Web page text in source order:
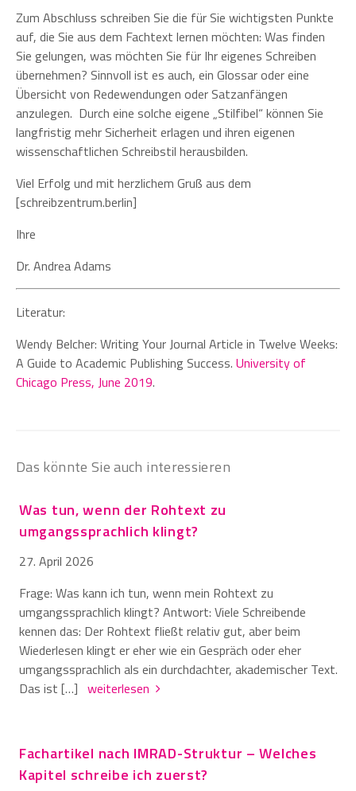
Zum Abschluss schreiben Sie die für Sie wichtigsten Punkte
auf, die Sie aus dem Fachtext lernen möchten: Was finden
Sie gelungen, was möchten Sie für Ihr eigenes Schreiben
übernehmen? Sinnvoll ist es auch, ein Glossar oder eine
Übersicht von Redewendungen oder Satzanfängen
anzulegen. Durch eine solche eigene „Stilfibel“ können Sie
langfristig mehr Sicherheit erlagen und ihren eigenen
wissenschaftlichen Schreibstil herausbilden.
Viel Erfolg und mit herzlichem Gruß aus dem
[schreibzentrum.berlin]
Ihre
Dr. Andrea Adams
Literatur:
Wendy Belcher: Writing Your Journal Article in Twelve Weeks:
A Guide to Academic Publishing Success. University of
Chicago Press, June 2019.
Das könnte Sie auch interessieren
Was tun, wenn der Rohtext zu
umgangssprachlich klingt?
27. April 2026
Frage: Was kann ich tun, wenn mein Rohtext zu
umgangssprachlich klingt? Antwort: Viele Schreibende
kennen das: Der Rohtext fließt relativ gut, aber beim
Wiederlesen klingt er eher wie ein Gespräch oder eher
umgangssprachlich als ein durchdachter, akademischer Text.
Das ist […] weiterlesen
Fachartikel nach IMRAD-Struktur – Welches
Kapitel schreibe ich zuerst?